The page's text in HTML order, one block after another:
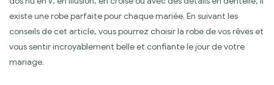
existe une robe parfaite pour chaque mariée. En suivant les
conseils de cet article, vous pourrez choisir la robe de vos rêves et
vous sentir incroyablement belle et confiante le jour de votre
mariage.